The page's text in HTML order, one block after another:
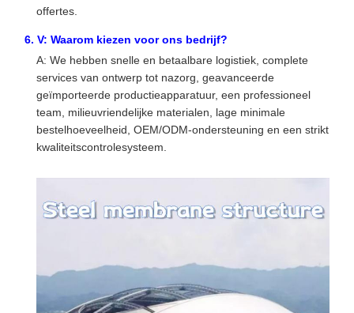
offertes.
6. V: Waarom kiezen voor ons bedrijf?
A: We hebben snelle en betaalbare logistiek, complete
services van ontwerp tot nazorg, geavanceerde
geïmporteerde productieapparatuur, een professioneel
team, milieuvriendelijke materialen, lage minimale
bestelhoeveelheid, OEM/ODM-ondersteuning en een strikt
kwaliteitscontrolesysteem.